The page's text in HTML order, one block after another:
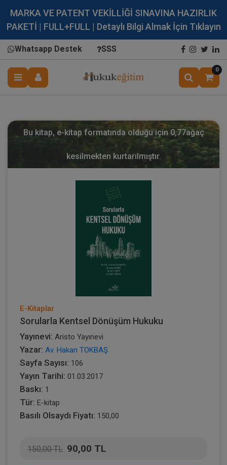
MARKA VE PATENT VEKİLLİĞİ SINAVINA HAZIRLIK
PAKETİ | FULL+FULL | Detaylı Bilgi Almak İçin Tıklayın
Whatsapp Destek SSS
0
Bu kitap, e-kitap formatında olduğu için 0,77ağaç
kesilmekten kurtarılmıştır.
E-Kitaplar
Sorularla Kentsel Dönüşüm Hukuku
Yayınevi: Aristo Yayınevi
Yazar: Av. Hakan TOKBAŞ
Sayfa Sayısı: 106
Yayın Tarihi: 01.03.2017
Baskı: 1
Tür: E-kitap
Basılı Olsaydı Fiyatı: 150,00
150,00 TL 90,00 TL